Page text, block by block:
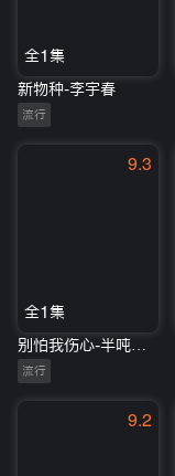
全1集
新物种-李宇春
流行
9.3
全1集
别怕我伤心-半吨兄弟
流行
9.2